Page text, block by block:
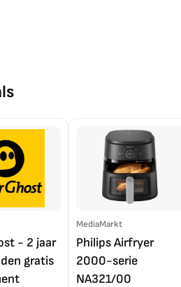
- 2 jaar
gratis
MediaMarkt
Philips Airfryer
2000-serie
NA321/00